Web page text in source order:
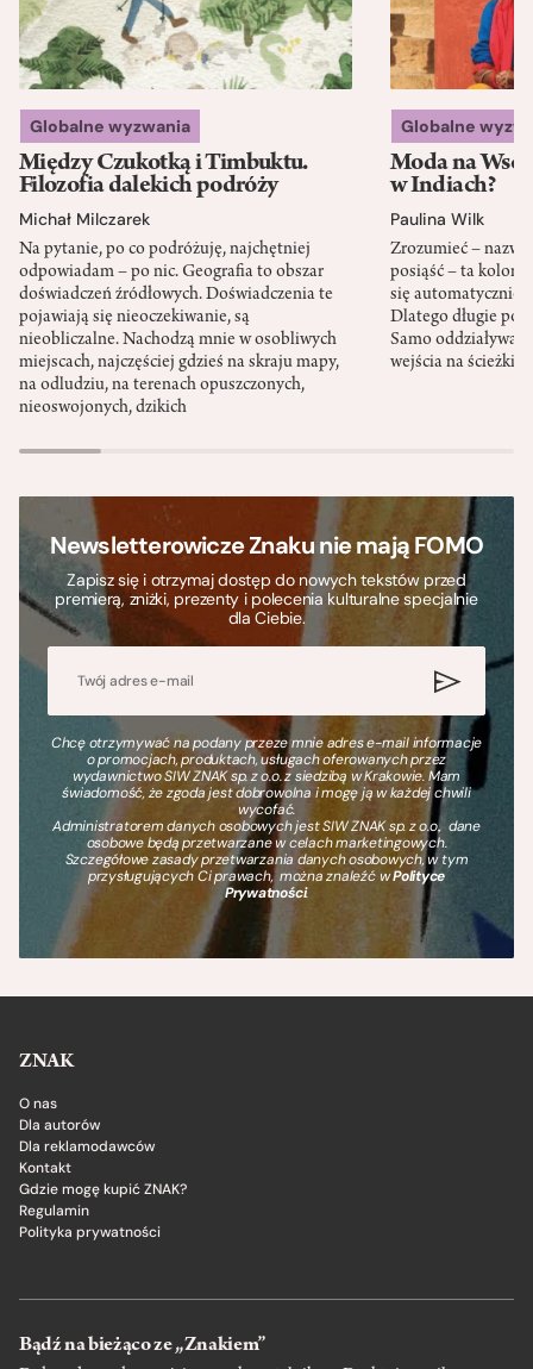
Globalne wyzwania
Między Czukotką i Timbuktu.
Filozofia dalekich podróży
Michał Milczarek
Na pytanie, po co podróżuję, najchętniej
odpowiadam – po nic. Geografia to obszar
doświadczeń źródłowych. Doświadczenia te
pojawiają się nieoczekiwanie, są
nieobliczalne. Nachodzą mnie w osobliwych
miejscach, najczęściej gdzieś na skraju mapy,
na odludziu, na terenach opuszczonych,
nieoswojonych, dzikich
Globalne
Moda na
w Indiach?
Paulina Wilk
Zrozumieć –
posiąść – ta
się automatycznie,
Dlatego długie
Samo
wejścia na ścieżki
Newsletterowicze Znaku nie mają FOMO
Zapisz się i otrzymaj dostęp do nowych tekstów przed
premierą, zniżki, prezenty i polecenia kulturalne specjalnie
dla Ciebie.
Chcę otrzymywać na podany przeze mnie adres e-mail informacje
o promocjach, produktach, usługach oferowanych przez
wydawnictwo SIW ZNAK sp. z o.o. z siedzibą w Krakowie. Mam
świadomość, że zgoda jest dobrowolna i mogę ją w każdej chwili
wycofać.
Administratorem danych osobowych jest SIW ZNAK sp. z o.o., dane
osobowe będą przetwarzane w celach marketingowych.
Szczegółowe zasady przetwarzania danych osobowych, w tym
przysługujących Ci prawach, można znaleźć wPolityce
Prywatności.
ZNAK
O nas
Dla autorów
Dla reklamodawców
Kontakt
Gdzie mogę kupić ZNAK?
Regulamin
Polityka prywatności
Bądź na bieżąco ze „Znakiem”